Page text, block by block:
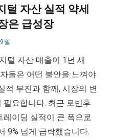
털 자산 실적 약세
은 급성장
일
털 자산 매출이 1년 새
들은 어떤 불안을 느껴야
적 부진과 함께, 시장의 변
요합니다. 최근 로빈후
레이딩 실적이 큰 폭으로
9% 넘게 급락했습니다.